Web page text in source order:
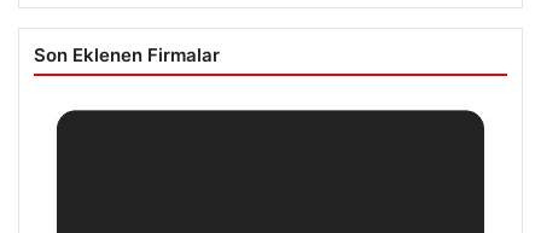
Son Eklenen Firmalar